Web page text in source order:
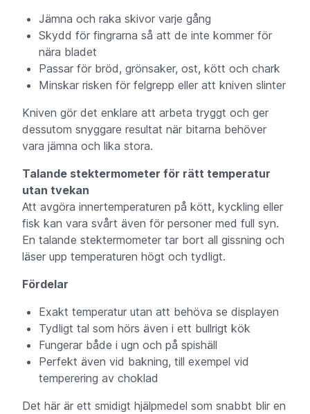
Jämna och raka skivor varje gång
Skydd för fingrarna så att de inte kommer för
nära bladet
Passar för bröd, grönsaker, ost, kött och chark
Minskar risken för felgrepp eller att kniven slinter
Kniven gör det enklare att arbeta tryggt och ger
dessutom snyggare resultat när bitarna behöver
vara jämna och lika stora.
Talande stektermometer för rätt temperatur
utan tvekan
Att avgöra innertemperaturen på kött, kyckling eller
fisk kan vara svårt även för personer med full syn.
En talande stektermometer tar bort all gissning och
läser upp temperaturen högt och tydligt.
Fördelar
Exakt temperatur utan att behöva se displayen
Tydligt tal som hörs även i ett bullrigt kök
Fungerar både i ugn och på spishäll
Perfekt även vid bakning, till exempel vid
temperering av choklad
Det här är ett smidigt hjälpmedel som snabbt blir en